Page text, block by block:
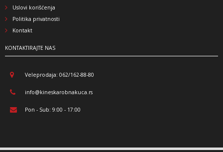
Uslovi korišćenja
Politika privatnosti
Kontakt
KONTAKTIRAJTE NAS
Veleprodaja: 062/162-88-80
info@kineskarobnakuca.rs
Pon - Sub: 9:00 - 17:00